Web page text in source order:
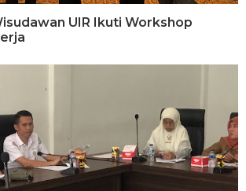
UIR Ikuti Workshop